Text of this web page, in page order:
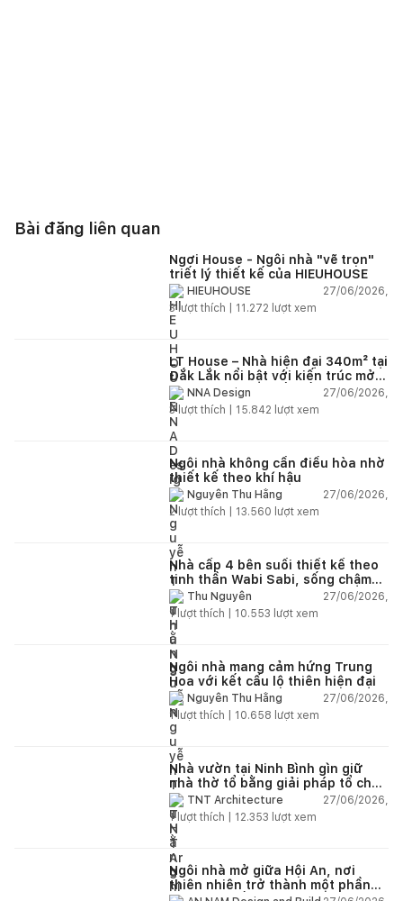
Bài đăng liên quan
Ngơi House - Ngôi nhà "vẽ trọn"
triết lý thiết kế của HIEUHOUSE
HIEUHOUSE
27/06/2026,
3lượt thích | 11.272 lượt xem
LT House – Nhà hiện đại 340m² tại
Đắk Lắk nổi bật với kiến trúc mở
và hệ sân vườn kết nối thiên
nhiên
NNA Design
27/06/2026,
3lượt thích | 15.842 lượt xem
Ngôi nhà không cần điều hòa nhờ
thiết kế theo khí hậu
Nguyễn Thu Hằng
27/06/2026,
2lượt thích | 13.560 lượt xem
Nhà cấp 4 bên suối thiết kế theo
tinh thần Wabi Sabi, sống chậm
giữa thiên nhiên
Thu Nguyễn
27/06/2026,
1lượt thích | 10.553 lượt xem
Ngôi nhà mang cảm hứng Trung
Hoa với kết cấu lộ thiên hiện đại
Nguyễn Thu Hằng
27/06/2026,
1lượt thích | 10.658 lượt xem
Nhà vườn tại Ninh Bình gìn giữ
nhà thờ tổ bằng giải pháp tổ chức
lại không gian
TNT Architecture
27/06/2026,
1lượt thích | 12.353 lượt xem
Ngôi nhà mở giữa Hội An, nơi
thiên nhiên trở thành một phần